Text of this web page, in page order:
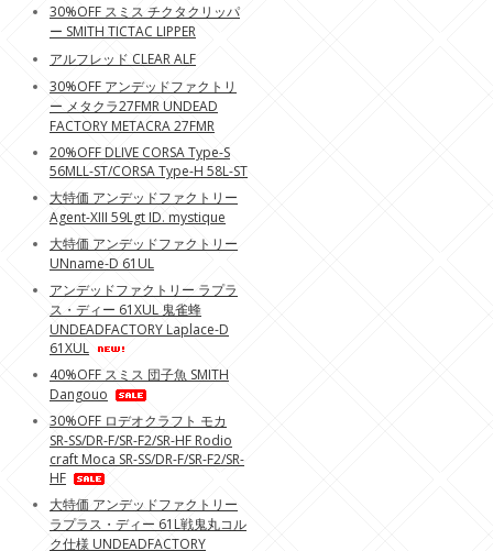
30%OFF スミス チクタクリッパ
ー SMITH TICTAC LIPPER
アルフレッド CLEAR ALF
30%OFF アンデッドファクトリ
ー メタクラ27FMR UNDEAD
FACTORY METACRA 27FMR
20%OFF DLIVE CORSA Type-S
56MLL-ST/CORSA Type-H 58L-ST
大特価 アンデッドファクトリー
Agent-XIII 59Lgt ID. mystique
大特価 アンデッドファクトリー
UNname-D 61UL
アンデッドファクトリー ラプラ
ス・ディー 61XUL 鬼雀蜂
UNDEADFACTORY Laplace-D
61XUL
40%OFF スミス 団子魚 SMITH
Dangouo
30%OFF ロデオクラフト モカ
SR-SS/DR-F/SR-F2/SR-HF Rodio
craft Moca SR-SS/DR-F/SR-F2/SR-
HF
大特価 アンデッドファクトリー
ラプラス・ディー 61L戦鬼丸コル
ク仕様 UNDEADFACTORY